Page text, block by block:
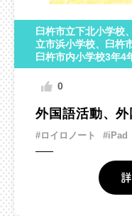
臼杵市立下北小学校
立市浜小学校、臼杵
臼杵市内小学校3年4
0
外国語活動、
#ロイロノート #iPad